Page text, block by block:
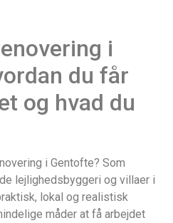
i
du får
og hvad du
i Gentofte? Som
lejlighedsbyggeri og villaer i
lokal og realistisk
måder at få arbejdet